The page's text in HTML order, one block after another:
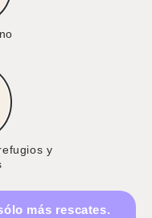
y
más rescates.